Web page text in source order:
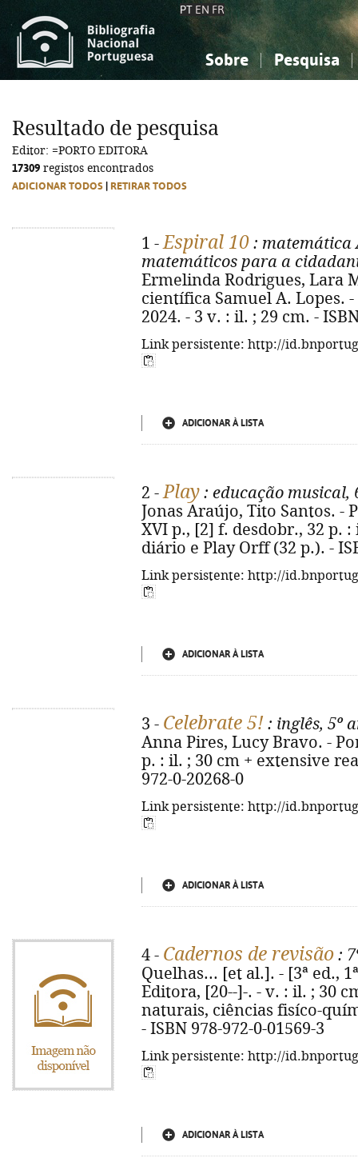
PT EN FR
Sobre Pesquisa
Ciências sociais...
Ciências sociais...
Resultado de pesquisa
Editor: =PORTO EDITORA
17309 registos encontrados
ADICIONAR TODOS RETIRAR TODOS
1 -Espiral 10 : matemática
matemáticos para a
Ermelinda Rodrigues, Lara
científica Samuel A. Lopes.
2024. - 3 v. : il. ; 29 cm. -
Link persistente: http://
ADICIONAR À LISTA
2 -Play : educação musical,
Jonas Araújo, Tito Santos. -
XVI p., [2] f. desdobr., 32 p.
diário e Play Orff (32 p.). -
Link persistente: http://
ADICIONAR À LISTA
3 - Celebrate 5! : inglês, 5º
Anna Pires, Lucy Bravo. -
p. : il. ; 30 cm + extensive
972-0-20268-0
Link persistente: http://
ADICIONAR À LISTA
4 - Cadernos de revisão :
Quelhas... [et al.]. - [3ª ed.,
Editora, [20--]-. - v. : il. ; 30
naturais, ciências fisíco-
- ISBN 978-972-0-01569-3
Link persistente: http://
ADICIONAR À LISTA